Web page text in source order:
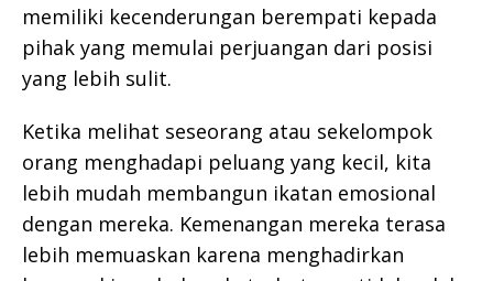
memiliki kecenderungan berempati kepada
pihak yang memulai perjuangan dari posisi
yang lebih sulit.
Ketika melihat seseorang atau sekelompok
orang menghadapi peluang yang kecil, kita
lebih mudah membangun ikatan emosional
dengan mereka. Kemenangan mereka terasa
lebih memuaskan karena menghadirkan